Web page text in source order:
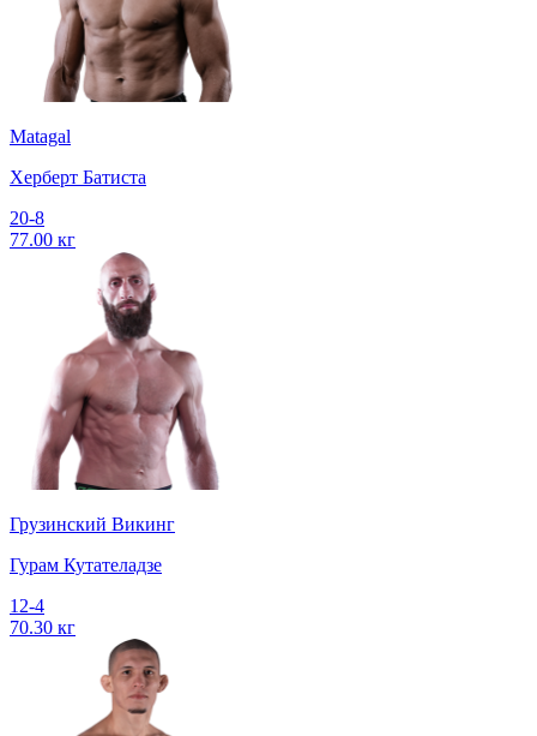
Matagal
Херберт Батиста
20-8
77.00 кг
Грузинский Викинг
Гурам Кутателадзе
12-4
70.30 кг